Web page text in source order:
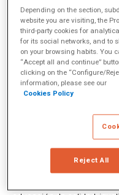
finales de 2019 era de
UNICEFafirman que, casi
niños:uno de cada 3
país en el que nació, en
relacionados con la
desastres naturales. Y lo
vulnerabilidad y sin
nutrición, sanidad y, por
prepandemia) nos
refugiados en edad
. Las
llegar a tener en el futuro
devastadoras: un niño sin
futuro. En estas
que toda la infancia
Depending on the section,
website you are visiting, the
third-party cookies for
for its social networks, and to
on your browsing habits. You
“Accept all and continue”
clicking on the “Configure/
information, please see our
Cookies Policy
Reject All